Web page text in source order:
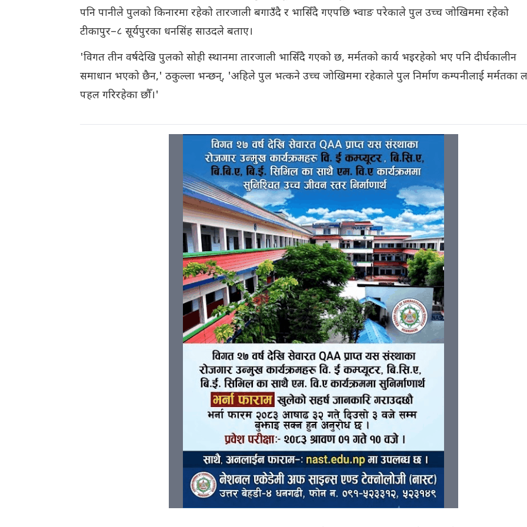
पनि पानीले पुलको किनारमा रहेको तारजाली बगाउँदै र भासिँदै गएपछि भ्वाङ परेकाले पुल उच्च जोखिममा रहेको
टीकापुर–८ सूर्यपुरका धनसिंह साउदले बताए।
'विगत तीन वर्षदेखि पुलको सोही स्थानमा तारजाली भासिँदै गएको छ, मर्मतको कार्य भइरहेको भए पनि दीर्घकालीन
समाधान भएको छैन,' ठकुल्ला भन्छन्, 'अहिले पुल भत्कने उच्च जोखिममा रहेकाले पुल निर्माण कम्पनीलाई मर्मतका
पहल गरिरहेका छौँ।'